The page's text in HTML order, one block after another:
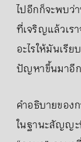
ไปอีกก็จะพบว่
ที่เจริญแล้วเร
อะไรให้มันเรี
ปัญหาขึ้นมาอี
คำอธิบายของ
ในฐานะสัญญ